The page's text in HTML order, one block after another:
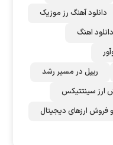
دانلود آهنگ رز‌ موزیک
دانلود اهنگ
ریپل در مسیر رشد
ارز سینتتیکس
فروش ارزهای دیجیتال